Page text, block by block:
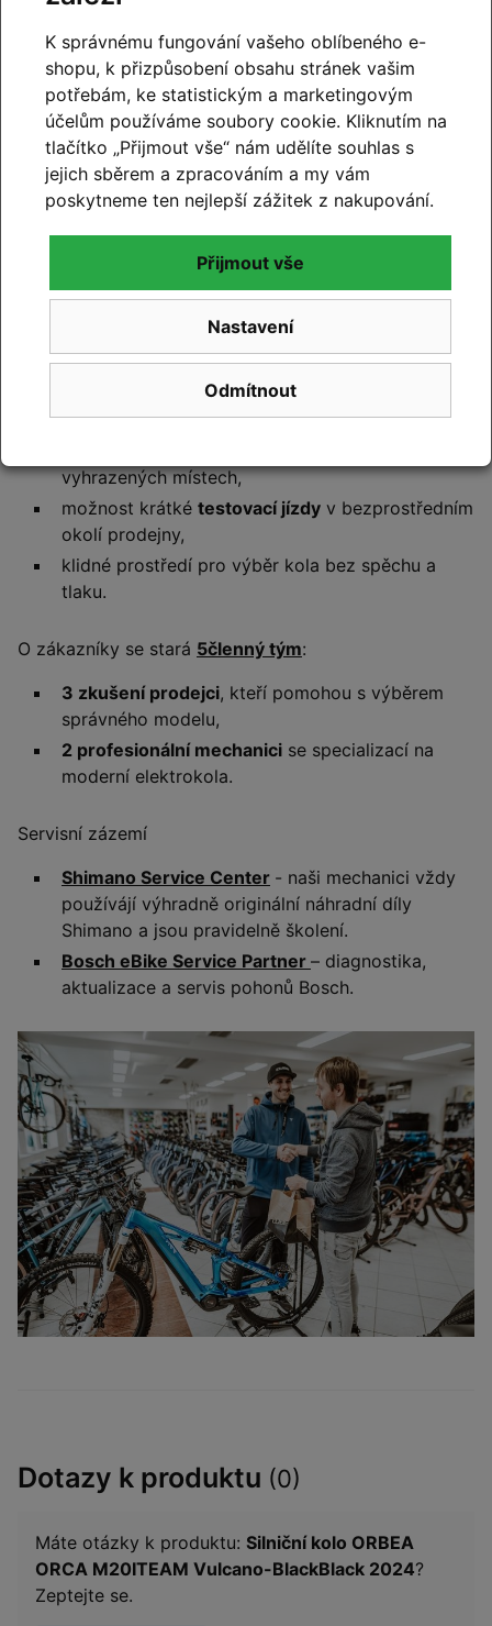
Dokumenty
orbea-navod-k-obsluze-kola.pdf [11.84 MB, PDF]
Prodejna Cyklo Kyjovský –
Slavkov u Brna
s velmi dobrou dostupnostíz Brna
okolí.
vyhrazených místech,
možnost krátké testovací jízdy v bezprostředním
okolí prodejny,
klidné prostředí pro výběr kola bez spěchu a
tlaku.
O zákazníky se stará 5členný tým:
3 zkušení prodejci, kteří pomohou s výběrem
správného modelu,
2 profesionální mechanici se specializací na
moderní elektrokola.
Servisní zázemí
Shimano Service Center - naši mechanici vždy
používájí výhradně originální náhradní díly
Shimano a jsou pravidelně školení.
Bosch eBike Service Partner – diagnostika,
aktualizace a servis pohonů Bosch.
Dotazy k produktu (0)
Máte otázky k produktu: Silniční kolo ORBEA
ORCA M20ITEAM Vulcano-BlackBlack 2024?
Zeptejte se.
K správnému fungování vašeho oblíbeného e-
shopu, k přizpůsobení obsahu stránek vašim
potřebám, ke statistickým a marketingovým
účelům používáme soubory cookie. Kliknutím na
tlačítko „Přijmout vše“ nám udělíte souhlas s
jejich sběrem a zpracováním a my vám
poskytneme ten nejlepší zážitek z nakupování.
Odmítnout
Nastavení
Přijmout vše